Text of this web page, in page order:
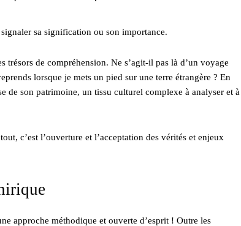
sa signification ou son importance.
trésors de compréhension. Ne s’agit-il pas là d’un voyage
lorsque je mets un pied sur une terre étrangère ? En
son patrimoine, un tissu culturel complexe à analyser et à
c’est l’ouverture et l’acceptation des vérités et enjeux
approche méthodique et ouverte d’esprit ! Outre les